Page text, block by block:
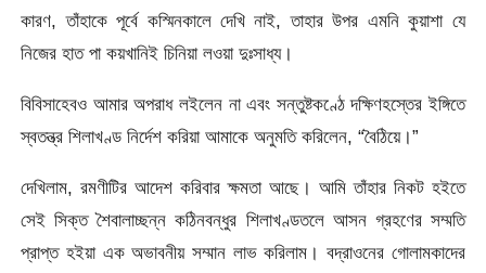
কারণ, তাঁহাকে পূর্বে কস্মিনকালে দেখি নাই, তাহার উপর এমনি কুয়াশা যে
নিজের হাত পা কয়খানিই চিনিয়া লওয়া দুঃসাধ্য।
বিবিসাহেবও আমার অপরাধ লইলেন না এবং সন্তুষ্টকণ্ঠে দক্ষিণহস্তের ইঙ্গিতে
স্বতন্ত্র শিলাখণ্ড নির্দেশ করিয়া আমাকে অনুমতি করিলেন, “বৈঠিয়ে।”
দেখিলাম, রমণীটির আদেশ করিবার ক্ষমতা আছে। আমি তাঁহার নিকট হইতে
সেই সিক্ত শৈবালাচ্ছন্ন কঠিনবন্ধুর শিলাখণ্ডতলে আসন গ্রহণের সম্মতি
প্রাপ্ত হইয়া এক অভাবনীয় সম্মান লাভ করিলাম। বদ্রাওনের গোলামকাদের